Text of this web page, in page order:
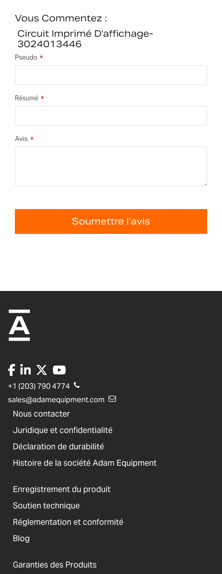
Vous Commentez :
Circuit Imprimé D'affichage-
3024013446
Pseudo
Résumé
Avis
Soumettre l’avis
+1 (203) 790 4774
sales@adamequipment.com
Nous contacter
Juridique et confidentialité
Déclaration de durabilité
Histoire de la société Adam Equipment
Enregistrement du produit
Soutien technique
Réglementation et conformité
Blog
Garanties des Produits